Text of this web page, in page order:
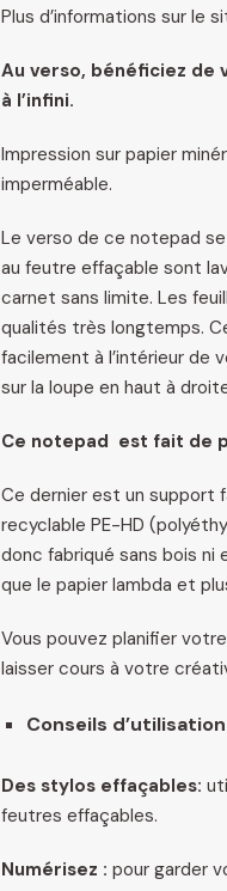
Plus d’informations sur le
Au verso, bénéficiez
à l’infini.
Impression sur papier
imperméable.
Le verso de ce notepad
au feutre effaçable sont
carnet sans limite. Les
qualités très longtemps.
facilement à l’intérieur de
sur la loupe en haut à
Ce notepad est fait de
Ce dernier est un support
recyclable PE-HD
donc fabriqué sans bois ni
que le papier lambda et
Vous pouvez planifier
laisser cours à votre
Conseils d’utilisation
Des stylos effaçables:
feutres effaçables.
Numérisez : pour garder